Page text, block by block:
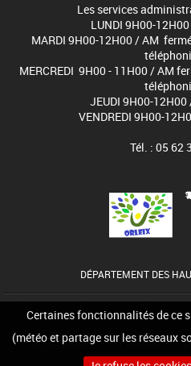
Certaines fonctionnalités de ce
(météo et partage sur les réseaux
Les services
LUNDI 9H00-
MARDI 9H00-12H00 / AM
MERCREDI 9H00 - 11H00 / AM
JEUDI 9H00-
VENDREDI 9H00-
Tél. : 05 62
DÉPARTEMENT DES
Accueil Contact Plan
Accessibilité Cookies